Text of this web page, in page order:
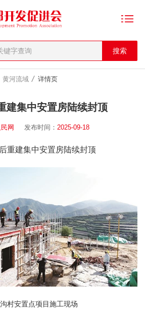
黄河流域 / 详情页
建集中安置房陆续封顶
民网 发布时间： 2025-09-18
建集中安置房陆续封顶
村安置点项目施工现场